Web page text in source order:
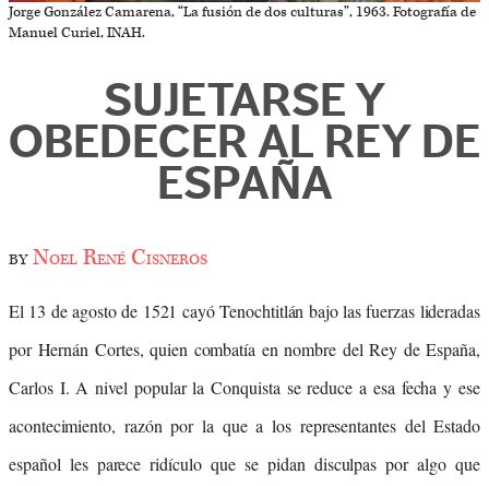
Jorge González Camarena, “La fusión de dos culturas”, 1963. Fotografía de
Manuel Curiel, INAH.
SUJETARSE Y
OBEDECER AL REY DE
ESPAÑA
byNoel René Cisneros
El 13 de agosto de 1521 cayó Tenochtitlán bajo las fuerzas lideradas
por Hernán Cortes, quien combatía en nombre del Rey de España,
Carlos I. A nivel popular la Conquista se reduce a esa fecha y ese
acontecimiento, razón por la que a los representantes del Estado
español les parece ridículo que se pidan disculpas por algo que